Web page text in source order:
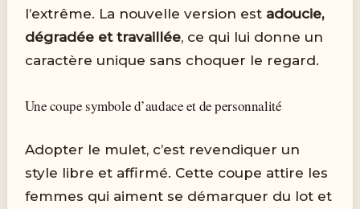
l’extrême. La nouvelle version est adoucie,
dégradée et travaillée, ce qui lui donne un
caractère unique sans choquer le regard.
Une coupe symbole d’audace et de personnalité
Adopter le mulet, c’est revendiquer un
style libre et affirmé. Cette coupe attire les
femmes qui aiment se démarquer du lot et